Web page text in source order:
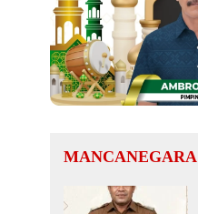
MANCANEGARA